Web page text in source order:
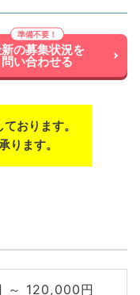
の募集状況を
問い合わせる
おります。
ります。
～ 120,000円